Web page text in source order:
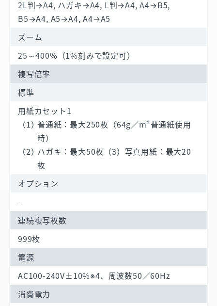
2L判→A4, ハガキ→A4, L判→A4, A4→B5,
B5→A4, A5→A4, A4→A5
ズーム
25～400%（1%刻みで設定可）
複写倍率
標準
用紙カセット1
普通紙：最大250枚（64g／m²普通紙使用
時）
ハガキ：最大50枚（3）写真用紙：最大20
枚
オプション
-
連続複写枚数
999枚
電源
AC100-240V±10%※4、周波数50／60Hz
消費電力